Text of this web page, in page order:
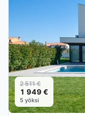
2 511 €
1 949 €
5 yöksi